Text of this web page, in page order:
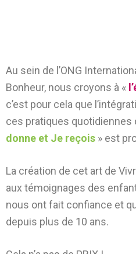
Au sein de l’ONG
Bonheur, nous croyons à «
c’est pour cela que
ces pratiques quotidiennes
donne et Je reçois » est
La création de cet art de
aux témoignages des
nous ont fait confiance et
depuis plus de 10 ans.